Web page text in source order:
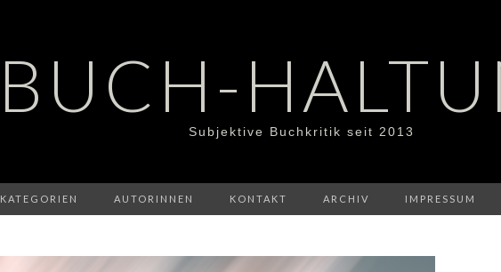
BUCH-
Subjektive Buchkritik seit 2013
KATEGORIEN AUTORINNEN KONTAKT ARCHIV IMPRESSUM